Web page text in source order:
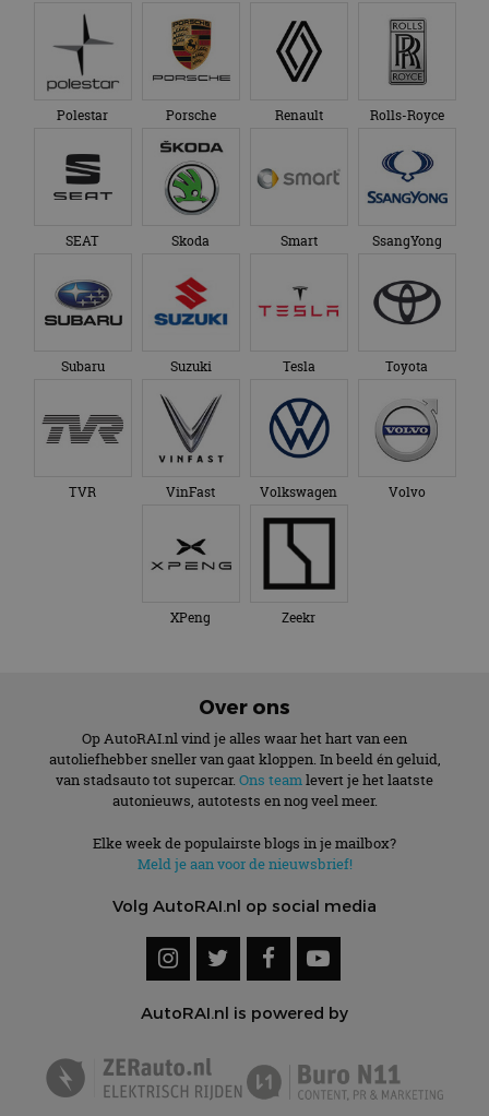
Polestar Porsche Renault Rolls-Royce
SEAT Skoda Smart SsangYong
Subaru Suzuki Tesla Toyota
TVR VinFast Volkswagen Volvo
XPeng Zeekr
Over ons
Op AutoRAI.nl vind je alles waar het hart van een
autoliefhebber sneller van gaat kloppen. In beeld én geluid,
van stadsauto tot supercar. Ons teamlevert je het laatste
autonieuws, autotests en nog veel meer.
Elke week de populairste blogs in je mailbox?
Meld je aan voor de nieuwsbrief!
Volg AutoRAI.nl op social media
AutoRAI.nl is powered by